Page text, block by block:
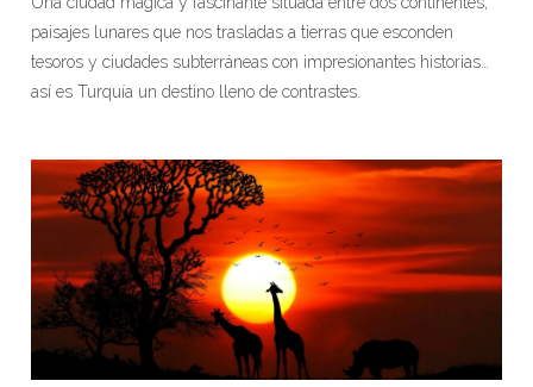
paisajes lunares que nos trasladas a tierras que esconden
tesoros y ciudades subterráneas con impresionantes historias…
así es Turquía un destino lleno de contrastes.